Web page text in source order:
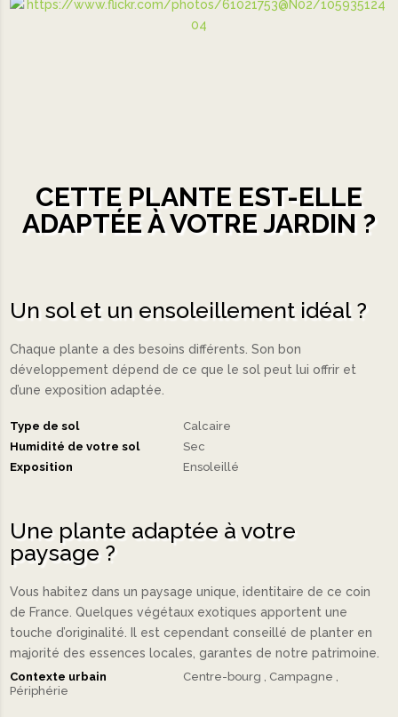
CETTE PLANTE EST-ELLE
ADAPTÉE À VOTRE JARDIN ?
Un sol et un ensoleillement idéal ?
Chaque plante a des besoins différents. Son bon
développement dépend de ce que le sol peut lui offrir et
d’une exposition adaptée.
Type de sol
Calcaire
Humidité de votre sol
Sec
Exposition
Ensoleillé
Une plante adaptée à votre
paysage ?
Vous habitez dans un paysage unique, identitaire de ce coin
de France. Quelques végétaux exotiques apportent une
touche d’originalité. Il est cependant conseillé de planter en
majorité des essences locales, garantes de notre patrimoine.
Contexte urbain Centre-bourg
Campagne
Périphérie